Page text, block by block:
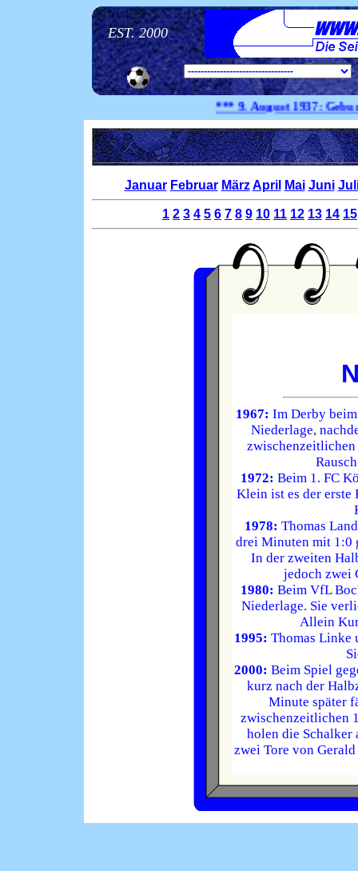
EST. 2000
*** 9. August1937:
Januar Februar März April Mai Juni
1 2 3 4 5 6 7 8 9 10 11 12 13 14 15
1967: Im Derby
Niederlage,
1972: Beim 1. FC
Klein ist es der erste
1978: Thomas
drei Minuten mit 1:0
In der zweiten
jedoch zwei
1980: Beim VfL
Niederlage. Sie
Allein
1995: Thomas Linke
2000: Beim Spiel
kurz nach der
Minute später
zwischenzeitlichen
holen die Schalker
zwei Tore von